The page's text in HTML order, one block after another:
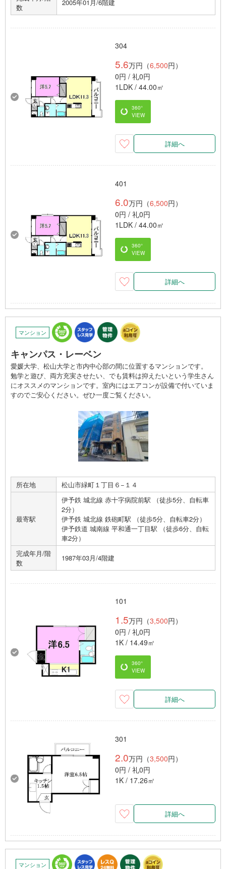
数
2005年01月/6階建
304
5.6万円（6,500円）
0円 / 礼0円
1LDK / 44.00㎡
360°
VIEW
詳細へ
401
6.0万円（6,500円）
0円 / 礼0円
1LDK / 44.00㎡
360°
VIEW
詳細へ
マンション
キャンパス・レーベン
愛媛大学、松山大学と市内中心部の間に位置するマンションです。
勉学と遊び、両方充実させたい、でも賃料は抑えたいという学生さん
にオススメのマンションです。室内にはエアコンが設備で付いていま
すのでご安心ください。ぜひ一度ご覧ください。
所在地 松山市緑町１丁目６−１４
最寄駅
伊予鉄 城北線 赤十字病院前駅 （徒歩5分、自転車
2分）
伊予鉄 城北線 鉄砲町駅 （徒歩5分、自転車2分）
伊予鉄道 城南線 平和通一丁目駅 （徒歩6分、自転
車2分）
完成年月/階
数
1987年03月/4階建
101
1.5万円（3,500円）
0円 / 礼0円
1K / 14.49㎡
360°
VIEW
詳細へ
301
2.0万円（3,500円）
0円 / 礼0円
1K / 17.26㎡
詳細へ
マンション